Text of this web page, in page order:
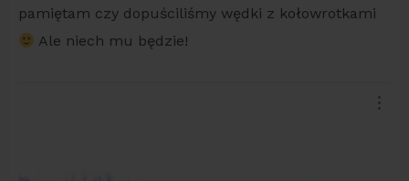
pamiętam czy dopuściliśmy wędki z kołowrotkami
Ale niech mu będzie!